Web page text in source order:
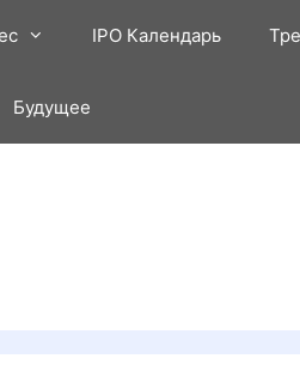
IPO Календарь
Будущее